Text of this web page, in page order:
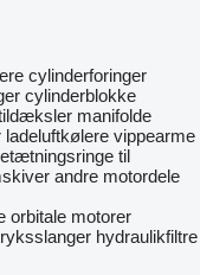
cylinderforinger
cylinderblokke
manifolde
ladeluftkølere vippearme
til
andre motordele
orbitale motorer
hydraulikfiltre